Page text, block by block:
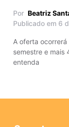
Por Beatriz
Publicado em 6
A oferta
semestre e mais
entenda